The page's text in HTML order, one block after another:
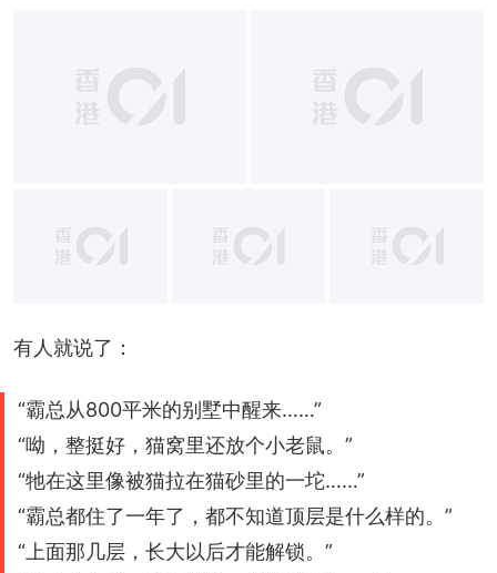
有人就说了：
“霸总从800平米的别墅中醒来……”
“呦，整挺好，猫窝里还放个小老鼠。”
“牠在这里像被猫拉在猫砂里的一坨……”
“霸总都住了一年了，都不知道顶层是什么样的。”
“上面那几层，长大以后才能解锁。”